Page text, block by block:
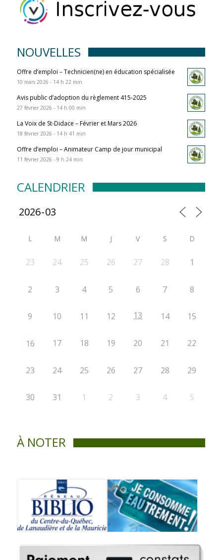
NOUVELLES
Offre d’emploi – Technicien(ne) en éducation spécialisée
10 mars 2026 - 14 h 22 min
Avis public d’adoption du règlement 415-2025
27 février 2026 - 14 h 00 min
La Voix de St-Didace – Février et Mars 2026
18 février 2026 - 14 h 41 min
Offre d’emploi – Animateur Camp de jour municipal
11 février 2026 - 9 h 24 min
CALENDRIER
L M M J V S D
23 24 25 26 27 28 1
2 3 4 5 6 7 8
9 10 11 12 13 14 15
16 17 18 19 20 21 22
23 24 25 26 27 28 29
30 31 1 2 3 4 5
À NOTER